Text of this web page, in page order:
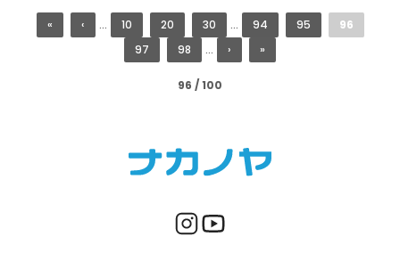
96 / 100
« ‹ ... 10 20 30 ... 94 95
96
97
98 ... › »